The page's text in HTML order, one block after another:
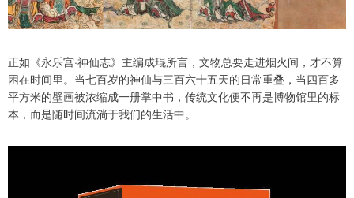
正如《永乐宫·神仙志》主编成琨所言，文物总要走进烟火间，才不算
困在时间里。当七百岁的神仙与三百六十五天的日常重叠，当四百多
平方米的壁画被浓缩成一册掌中书，传统文化便不再是博物馆里的标
本，而是随时间流淌于我们的生活中。